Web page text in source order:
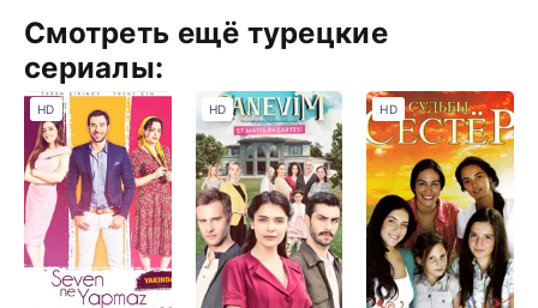
Смотреть ещё турецкие
сериалы:
HD HD HD